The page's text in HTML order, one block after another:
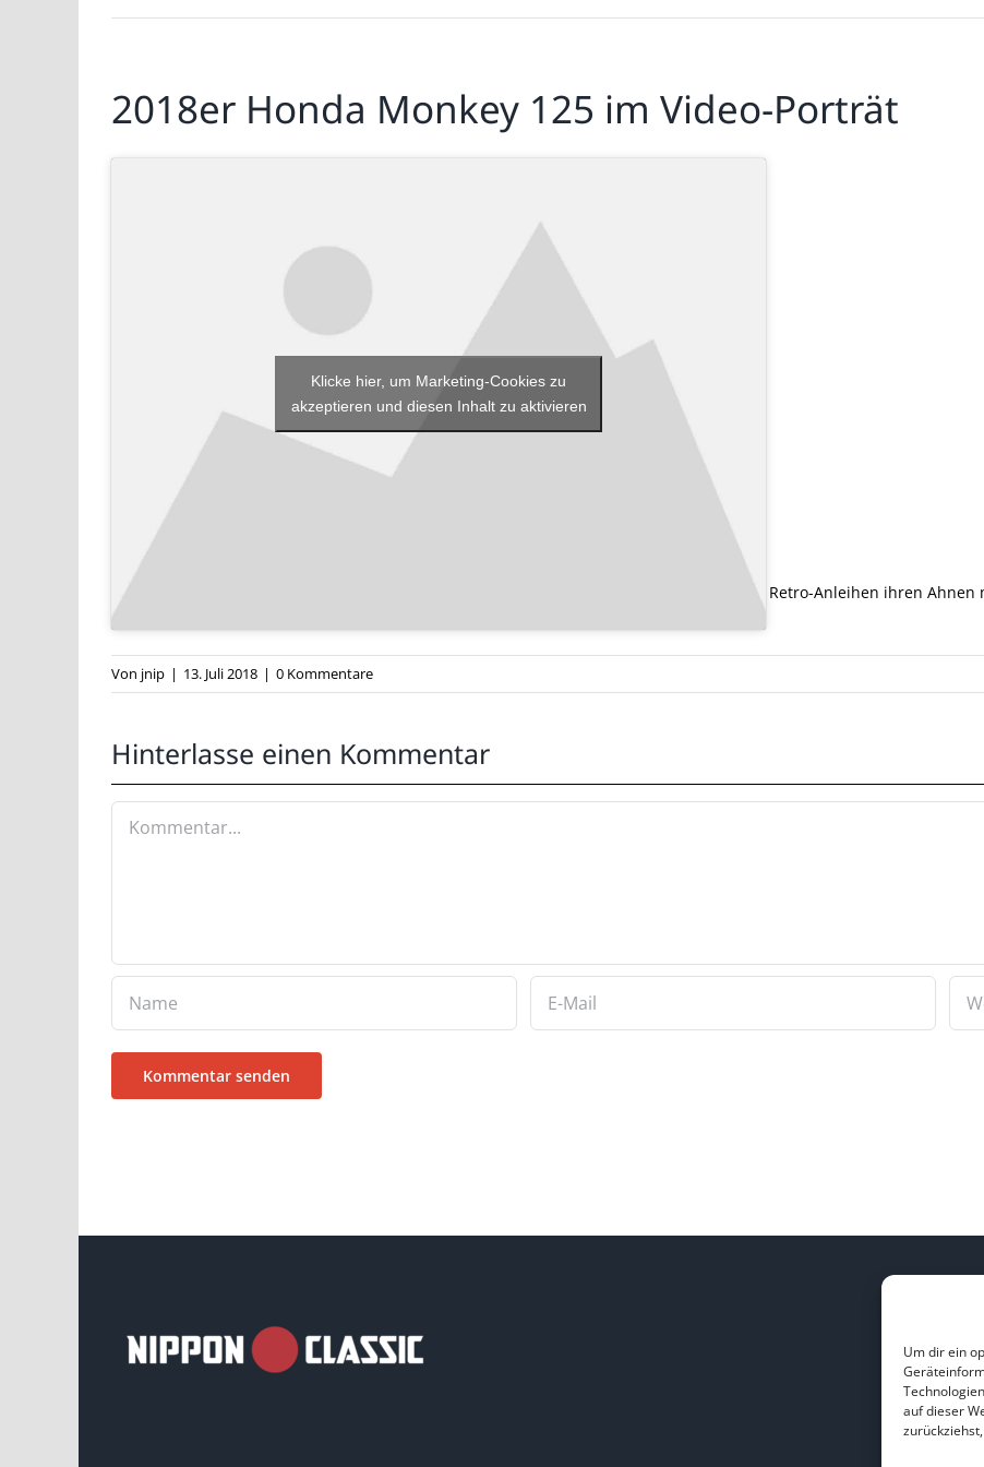
Um dir ein
auf dieser
2018er Honda Monkey 125 im Video-Porträt
Klicke hier, um Marketing-Cookies zu
akzeptieren und diesen Inhalt zu aktivieren
Die neue Honda Monkey 125 kommt im Sommer 2018 auf den Markt und bringt herrliche Retro-Anleihen ihren
„
Von jnip | 13. Juli 2018 | 0 Kommentare
Hinterlasse einen Kommentar